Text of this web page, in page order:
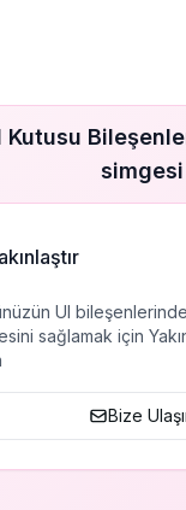
Kutusu
simgesi
UI
sağlamak için
Bize